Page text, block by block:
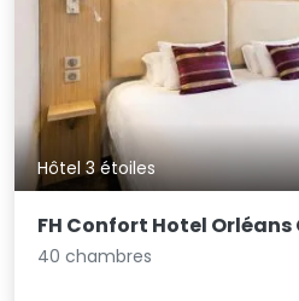
Hôtel 3 étoiles
FH Confort Hotel
40 chambres